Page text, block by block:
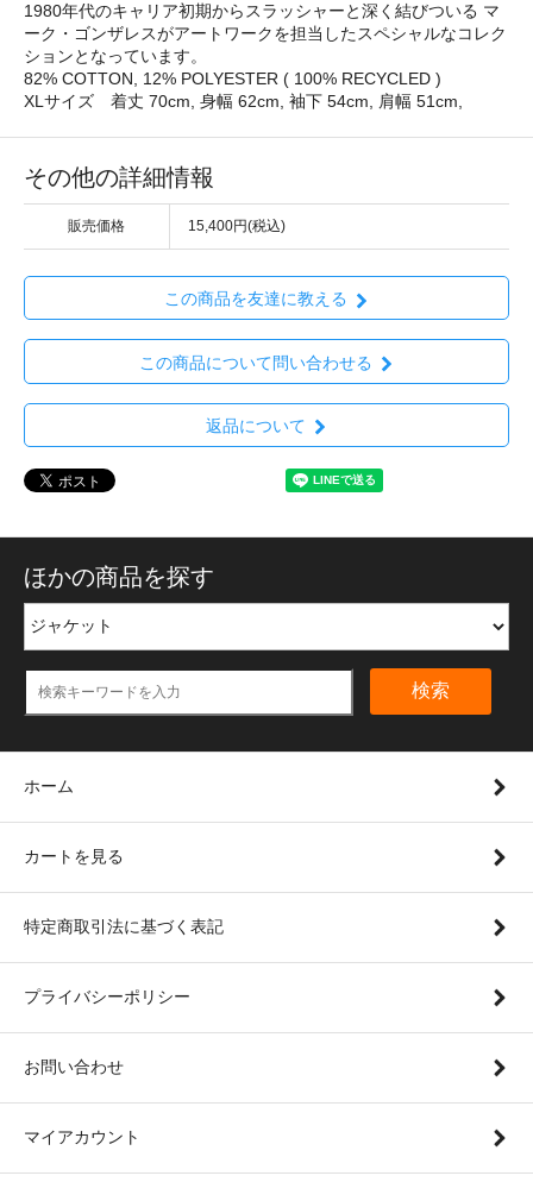
1980年代のキャリア初期からスラッシャーと深く結びついる マ
ーク・ゴンザレスがアートワークを担当したスペシャルなコレク
ションとなっています。
82% COTTON, 12% POLYESTER ( 100% RECYCLED )
XLサイズ 着丈 70cm, 身幅 62cm, 袖下 54cm, 肩幅 51cm,
その他の詳細情報
販売価格 15,400円(税込)
この商品を友達に教える
この商品について問い合わせる
返品について
ほかの商品を探す
検索
ホーム
カートを見る
特定商取引法に基づく表記
プライバシーポリシー
お問い合わせ
マイアカウント